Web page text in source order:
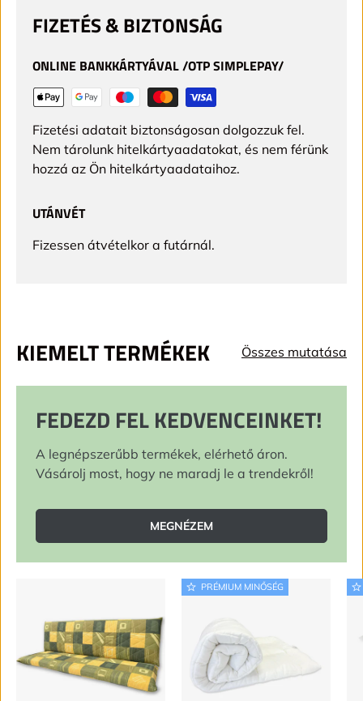
FIZETÉS & BIZTONSÁG
ONLINE BANKKÁRTYÁVAL /OTP SIMPLEPAY/
Fizetési adatait biztonságosan dolgozzuk fel.
Nem tárolunk hitelkártyaadatokat, és nem férünk
hozzá az Ön hitelkártyaadataihoz.
UTÁNVÉT
Fizessen átvételkor a futárnál.
KIEMELT TERMÉKEK Összes mutatása
FEDEZD FEL KEDVENCEINKET!
A legnépszerűbb termékek, elérhető áron.
Vásárolj most, hogy ne maradj le a trendekről!
MEGNÉZEM
PRÉMIUM MINŐSÉG